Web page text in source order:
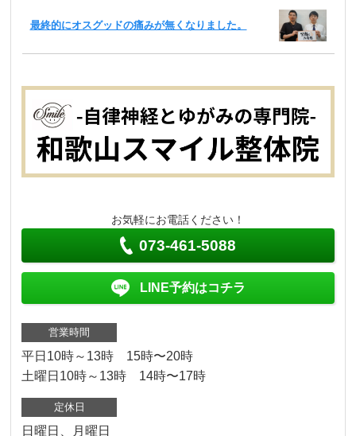
最終的にオスグッドの痛みが無くなりました。
お気軽にお電話ください！
073-461-5088
LINE予約はコチラ
営業時間
平日10時～13時 15時〜20時
土曜日10時～13時 14時〜17時
定休日
日曜日、月曜日